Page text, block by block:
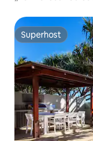
Superhost
Superhost